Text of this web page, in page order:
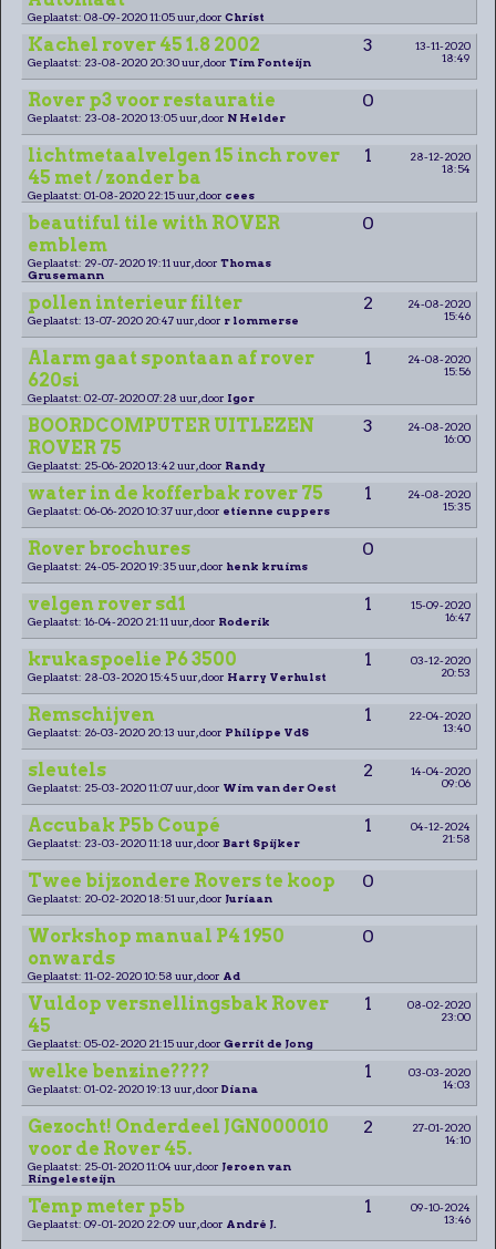
Geplaatst: 08-09-2020 11:05 uur, door Christ
Kachel rover 45 1.8 2002 3
13-11-2020
18:49
Geplaatst: 23-08-2020 20:30 uur, door Tim Fonteijn
Rover p3 voor restauratie 0
Geplaatst: 23-08-2020 13:05 uur, door N Helder
lichtmetaalvelgen 15 inch rover
45 met / zonder ba
1
28-12-2020
18:54
Geplaatst: 01-08-2020 22:15 uur, door cees
beautiful tile with ROVER
emblem
0
Geplaatst: 29-07-2020 19:11 uur, door Thomas
Grusemann
pollen interieur filter 2
24-08-2020
15:46
Geplaatst: 13-07-2020 20:47 uur, door r lommerse
Alarm gaat spontaan af rover
620si
1
24-08-2020
15:56
Geplaatst: 02-07-2020 07:28 uur, door Igor
BOORDCOMPUTER UITLEZEN
ROVER 75
3
24-08-2020
16:00
Geplaatst: 25-06-2020 13:42 uur, door Randy
water in de kofferbak rover 75 1
24-08-2020
15:35
Geplaatst: 06-06-2020 10:37 uur, door etienne cuppers
Rover brochures 0
Geplaatst: 24-05-2020 19:35 uur, door henk kruims
velgen rover sd1 1
15-09-2020
16:47
Geplaatst: 16-04-2020 21:11 uur, door Roderik
krukaspoelie P6 3500 1
03-12-2020
20:53
Geplaatst: 28-03-2020 15:45 uur, door Harry Verhulst
Remschijven 1
22-04-2020
13:40
Geplaatst: 26-03-2020 20:13 uur, door Philippe VdS
sleutels 2
14-04-2020
09:06
Geplaatst: 25-03-2020 11:07 uur, door Wim van der Oest
Accubak P5b Coupé 1
04-12-2024
21:58
Geplaatst: 23-03-2020 11:18 uur, door Bart Spijker
Twee bijzondere Rovers te koop 0
Geplaatst: 20-02-2020 18:51 uur, door Juriaan
Workshop manual P4 1950
onwards
0
Geplaatst: 11-02-2020 10:58 uur, door Ad
Vuldop versnellingsbak Rover
45
1
08-02-2020
23:00
Geplaatst: 05-02-2020 21:15 uur, door Gerrit de Jong
welke benzine???? 1
03-03-2020
14:03
Geplaatst: 01-02-2020 19:13 uur, door Diana
Gezocht! Onderdeel JGN000010
voor de Rover 45.
2
27-01-2020
14:10
Geplaatst: 25-01-2020 11:04 uur, door Jeroen van
Ringelesteijn
Temp meter p5b 1
09-10-2024
13:46
Geplaatst: 09-01-2020 22:09 uur, door André J.